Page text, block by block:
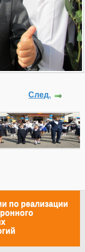
След.
по реализации